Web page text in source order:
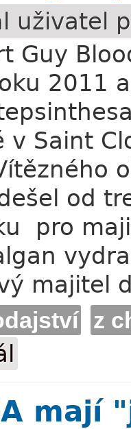
uživatel
Guy
2011
v Saint
od
pro
majitel
z
mají